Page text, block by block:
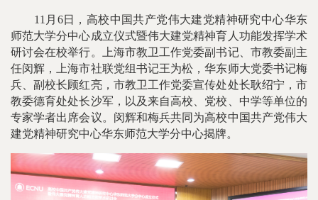
11月6日，高校中国共产党伟大建党精神研究中心华东
师范大学分中心成立仪式暨伟大建党精神育人功能发挥学术
研讨会在校举行。上海市教卫工作党委副书记、市教委副主
任闵辉，上海市社联党组书记王为松，华东师大党委书记梅
兵、副校长顾红亮，市教卫工作党委宣传处处长耿绍宁，市
教委德育处处长沙军，以及来自高校、党校、中学等单位的
专家学者出席会议。闵辉和梅兵共同为高校中国共产党伟大
建党精神研究中心华东师范大学分中心揭牌。